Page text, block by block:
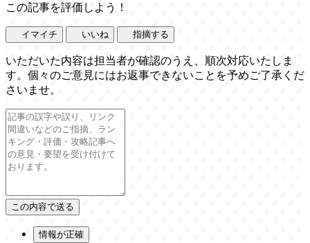
この記事を評価しよう！
イマイチ いいね 指摘する
いただいた内容は担当者が確認のうえ、順次対応いたしま
す。個々のご意見にはお返事できないことを予めご了承くだ
さいませ。
情報が正確